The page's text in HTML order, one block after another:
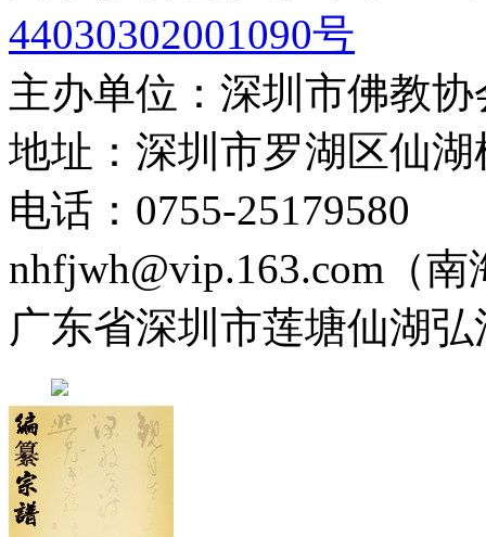
44030302001090号
主办单位：深圳市佛教
地址：深圳市罗湖区仙
电话：0755-25179580
nhfjwh@vip.163.com（南
广东省深圳市莲塘仙湖弘